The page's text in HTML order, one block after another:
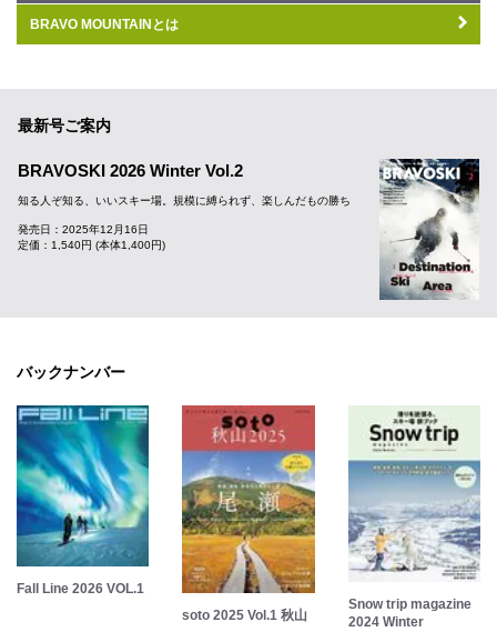
BRAVO MOUNTAINとは
最新号ご案内
BRAVOSKI 2026 Winter Vol.2
知る人ぞ知る、いいスキー場。規模に縛られず、楽しんだもの勝ち
発売日：2025年12月16日
定価：1,540円 (本体1,400円)
バックナンバー
Fall Line 2026 VOL.1
soto 2025 Vol.1 秋山
Snow trip magazine
2024 Winter